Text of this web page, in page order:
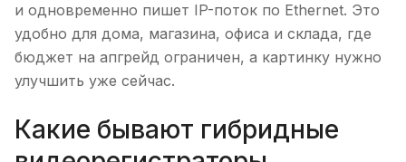
и одновременно пишет IP-поток по Ethernet. Это
удобно для дома, магазина, офиса и склада, где
бюджет на апгрейд ограничен, а картинку нужно
улучшить уже сейчас.
Какие бывают гибридные